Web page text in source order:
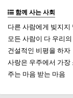
함께 사는 사회
다른 사람에게 빚지지
모든 사람이 다 우리
건설적인 비평을 하자
사랑은 우주에서 가장
주는 마음 받는 마음